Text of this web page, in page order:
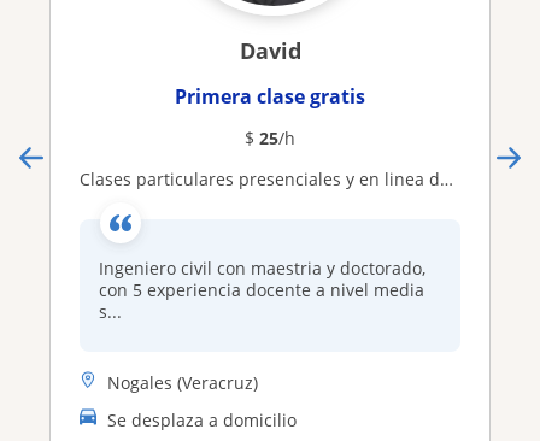
David
Primera clase gratis
$ 25/h
Clases particulares presenciales y en linea de matemáticas y física
Ingeniero civil con maestria y doctorado,
con 5 experiencia docente a nivel media
s...
Nogales (Veracruz)
Se desplaza a domicilio